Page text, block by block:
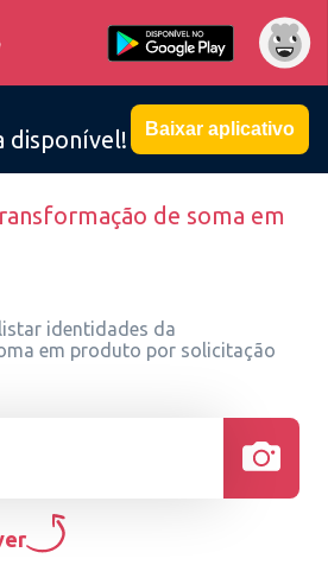
disponível! Baixar aplicativo
de soma em
identidades da
em produto por solicitação